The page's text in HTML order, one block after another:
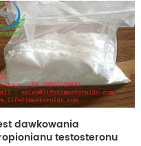
reddit ,
surowy proszek ,
reddit sterydy ,
japonia
dawkowania
testosteronu